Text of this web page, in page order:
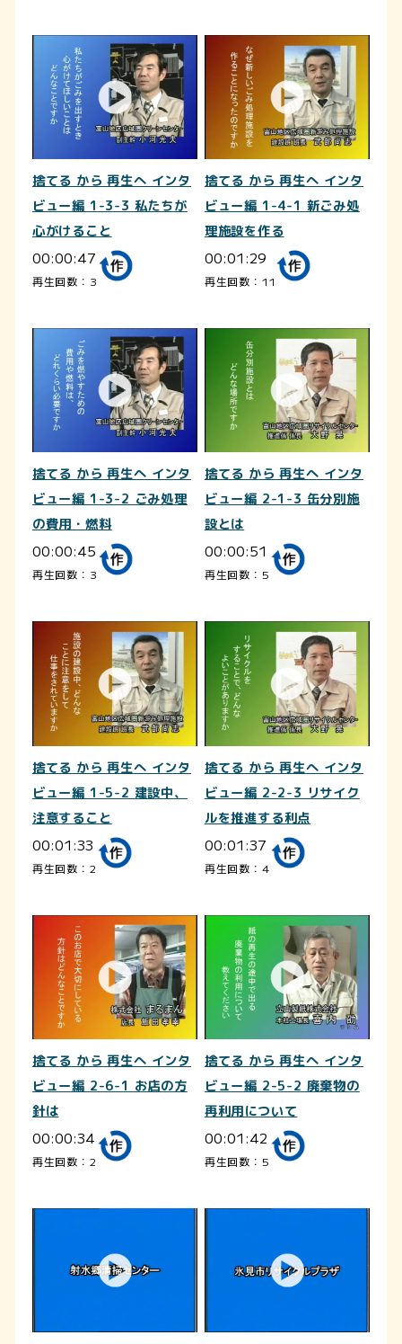
捨てる から 再生へ インタ
ビュー編 1-3-3 私たちが
心がけること
00:00:47
再生回数：3
捨てる から 再生へ インタ
ビュー編 1-4-1 新ごみ処
理施設を作る
00:01:29
再生回数：11
捨てる から 再生へ インタ
ビュー編 1-3-2 ごみ処理
の費用・燃料
00:00:45
再生回数：3
捨てる から 再生へ インタ
ビュー編 2-1-3 缶分別施
設とは
00:00:51
再生回数：5
捨てる から 再生へ インタ
ビュー編 1-5-2 建設中、
注意すること
00:01:33
再生回数：2
捨てる から 再生へ インタ
ビュー編 2-2-3 リサイク
ルを推進する利点
00:01:37
再生回数：4
捨てる から 再生へ インタ
ビュー編 2-6-1 お店の方
針は
00:00:34
再生回数：2
捨てる から 再生へ インタ
ビュー編 2-5-2 廃棄物の
再利用について
00:01:42
再生回数：5